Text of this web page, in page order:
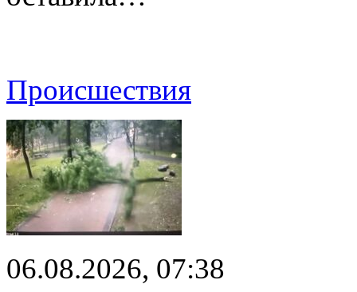
Происшествия
06.08.2026, 07:38